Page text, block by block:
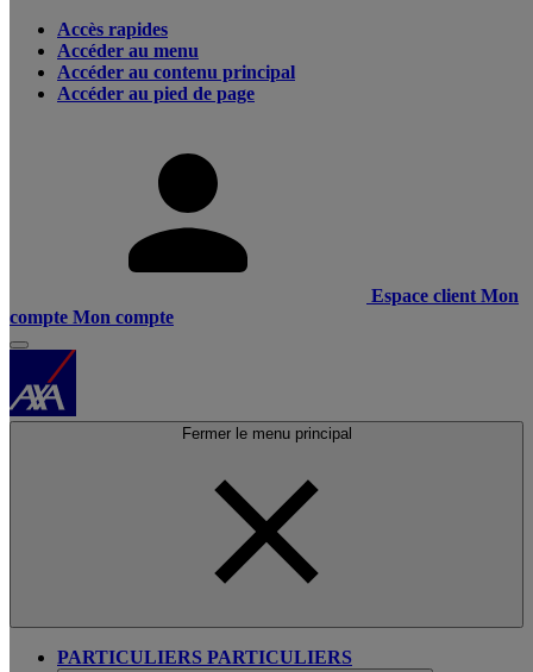
Accès rapides
Accéder au menu
Accéder au contenu principal
Accéder au pied de page
Espace client Mon
compte Mon compte
Fermer le menu principal
PARTICULIERS PARTICULIERS